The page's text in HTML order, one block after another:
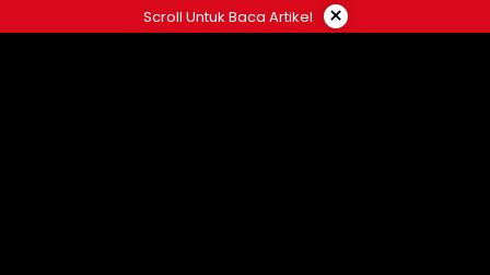
ke
Scroll Untuk Baca Artikel ×